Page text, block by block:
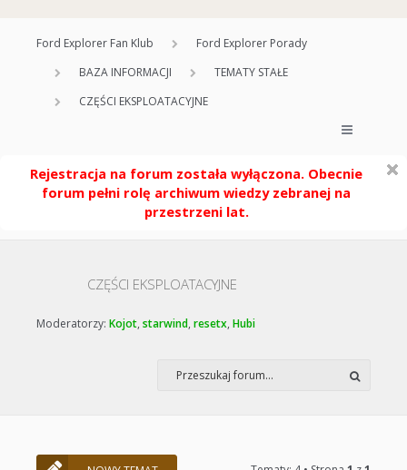
Ford Explorer Fan Klub
Ford Explorer Porady
BAZA INFORMACJI
TEMATY STAŁE
CZĘŚCI EKSPLOATACYJNE
Rejestracja na forum została wyłączona. Obecnie
forum pełni rolę archiwum wiedzy zebranej na
przestrzeni lat.
CZĘŚCI EKSPLOATACYJNE
Moderatorzy: Kojot, starwind, resetx, Hubi